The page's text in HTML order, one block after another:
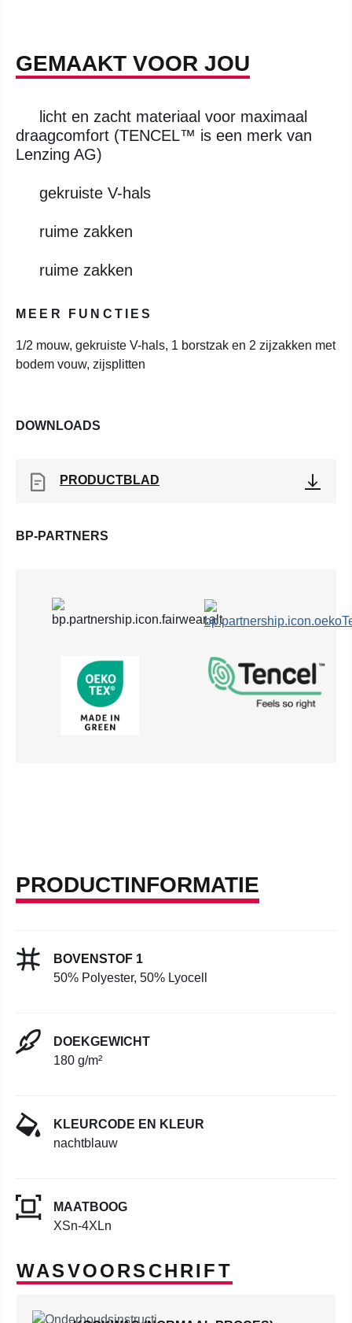
GEMAAKT VOOR JOU
licht en zacht materiaal voor maximaal
draagcomfort (TENCEL™ is een merk van
Lenzing AG)
gekruiste V-hals
ruime zakken
ruime zakken
MEER FUNCTIES
1/2 mouw, gekruiste V-hals, 1 borstzak en 2 zijzakken met
bodem vouw, zijsplitten
DOWNLOADS
PRODUCTBLAD
BP-PARTNERS
PRODUCTINFORMATIE
BOVENSTOF 1
50% Polyester, 50% Lyocell
DOEKGEWICHT
180 g/m²
KLEURCODE EN KLEUR
nachtblauw
MAATBOOG
XSn-4XLn
WASVOORSCHRIFT